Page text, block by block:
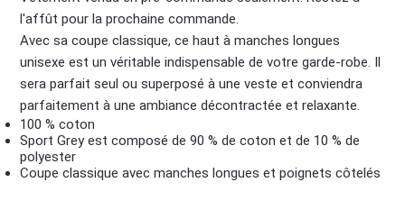
l'affût pour la prochaine commande.
Avec sa coupe classique, ce haut à manches longues
unisexe est un véritable indispensable de votre garde-robe. Il
sera parfait seul ou superposé à une veste et conviendra
parfaitement à une ambiance décontractée et relaxante.
100 % coton
Sport Grey est composé de 90 % de coton et de 10 % de
polyester
Coupe classique avec manches longues et poignets côtelés